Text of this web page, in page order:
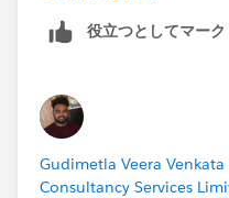
役立つとしてマーク
Gudimetla Veera Venkata
Consultancy Services